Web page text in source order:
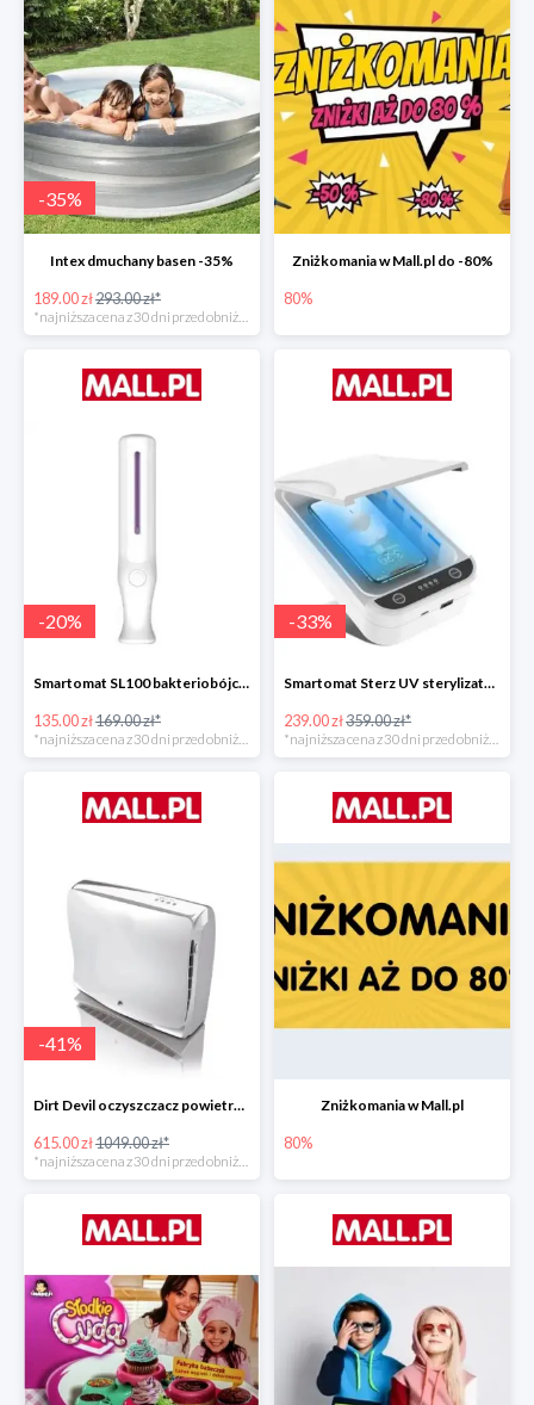
-35%
Intex dmuchany basen -35%
189.00 zł293.00 zł*
Zniżkomania w Mall.pl do -80%
80%
-20%
Smartomat SL100 bakteriobójcza lampa UV -20%
135.00 zł169.00 zł*
-33%
Smartomat Sterz UV sterylizator -33%
239.00 zł359.00 zł*
-41%
Dirt Devil oczyszczacz powietrza Pureza 350 -41%
615.00 zł1049.00 zł*
*najniższa cena z 30 dni przed obniżką
Zniżkomania w Mall.pl
80%